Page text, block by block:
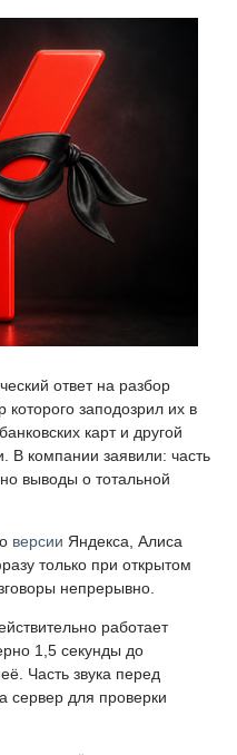
ответ на разбор
заподозрил их в
карт и другой
компании заявили: часть
выводы о тотальной
версии Яндекса, Алиса
только при открытом
непрерывно.
работает
1,5 секунды до
Часть звука перед
сервер для проверки